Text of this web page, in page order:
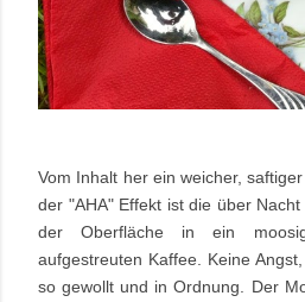
Vom Inhalt her ein weicher,
der "AHA" Effekt ist die über
der Oberfläche in ein
aufgestreuten Kaffee. Keine
so gewollt und in Ordnung. Der